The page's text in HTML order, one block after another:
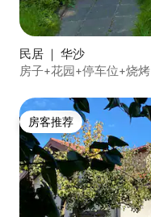
民居 ｜ 华沙
房子+花园+停车位+烧
房客推荐
房客推荐